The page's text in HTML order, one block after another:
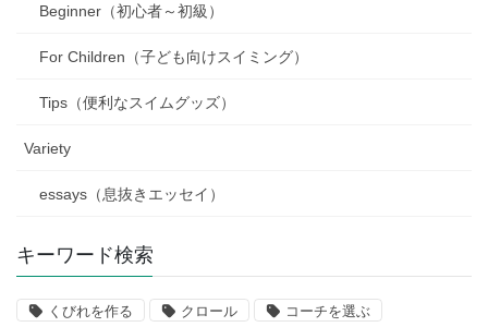
Beginner（初心者～初級）
For Children（子ども向けスイミング）
Tips（便利なスイムグッズ）
Variety
essays（息抜きエッセイ）
キーワード検索
くびれを作る クロール コーチを選ぶ